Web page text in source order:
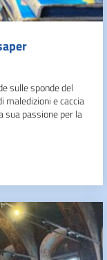
sulle sponde del
maledizioni e caccia
sua passione per la